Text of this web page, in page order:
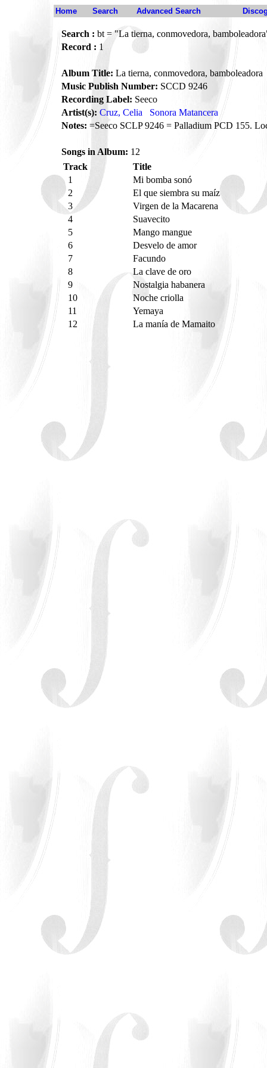
Home Search Advanced Search
Search : bt = "La tierna, conmovedora,
Record : 1
Album Title: La tierna, conmovedora, bamboleadora
Music Publish Number: SCCD 9246
Recording Label: Seeco
Artist(s): Cruz, Celia
Sonora Matancera
Notes: =Seeco SCLP 9246 = Palladium PCD 155.
Songs in Album: 12
Track
Title
1
Mi bomba sonó
2
El que siembra su maíz
3
Virgen de la Macarena
4
Suavecito
5
Mango mangue
6
Desvelo de amor
7
Facundo
8
La clave de oro
9
Nostalgia habanera
10
Noche criolla
11
Yemaya
12
La manía de Mamaito